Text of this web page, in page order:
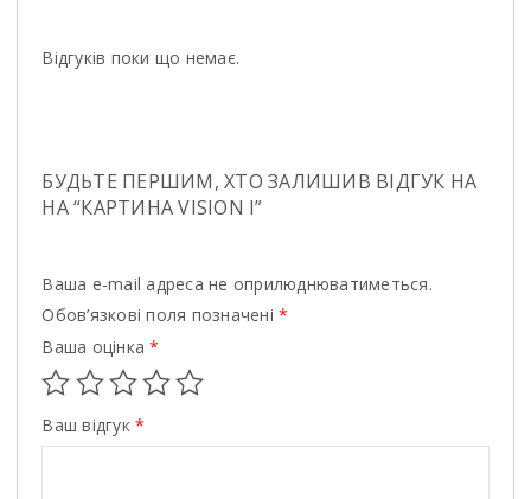
Відгуків поки що немає.
БУДЬТЕ ПЕРШИМ, ХТО ЗАЛИШИВ ВІДГУК НА
НА “КАРТИНА VISION I”
Ваша e-mail адреса не оприлюднюватиметься.
Обов’язкові поля позначені*
Ваша оцінка*
Ваш відгук*